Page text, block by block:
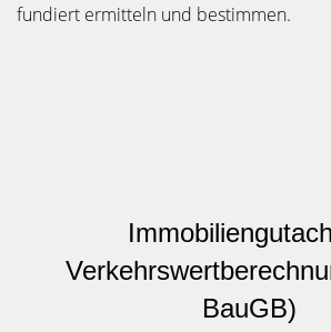
fundiert ermitteln und bestimmen.
BauGB)